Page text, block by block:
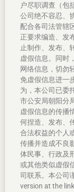
户尽职调查（包
公司绝不容忍、
配合各司法管辖
正要求编造、发
止制作、发布、
虚假信息。同时
网络信息，切勿
免虚假信息进一
为，本公司已委
市公安局朝阳分
虚假信息的传播
何捏造、发布、
合法权益的个人
传播并造成不良
体民事、行政及
或其他类似虚假
司联系。本公司
version at the